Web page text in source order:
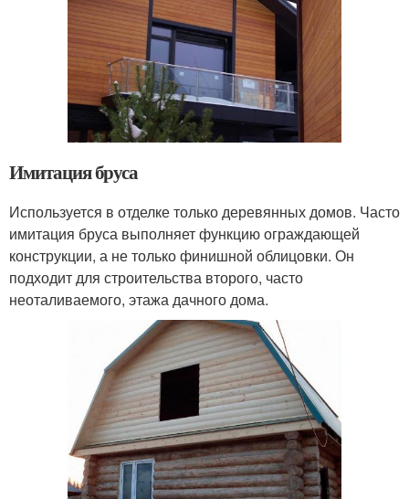
Имитация бруса
Используется в отделке только деревянных домов. Часто
имитация бруса выполняет функцию ограждающей
конструкции, а не только финишной облицовки. Он
подходит для строительства второго, часто
неоталиваемого, этажа дачного дома.